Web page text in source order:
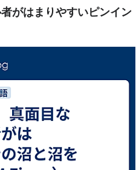
がはまりやすいピンイン